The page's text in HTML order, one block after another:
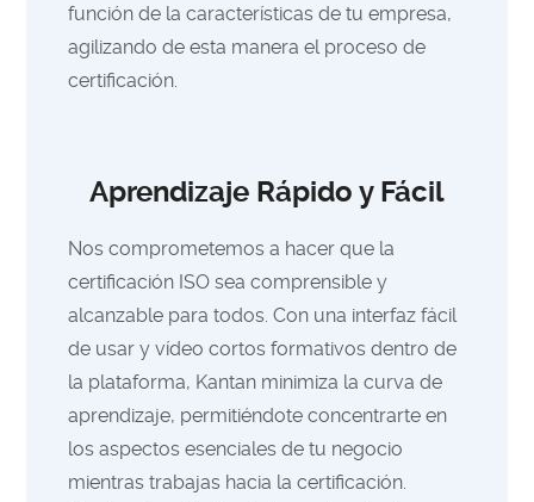
función de la características de tu empresa,
agilizando de esta manera el proceso de
certificación.
Aprendizaje Rápido y Fácil
Nos comprometemos a hacer que la
certificación ISO sea comprensible y
alcanzable para todos. Con una interfaz fácil
de usar y vídeo cortos formativos dentro de
la plataforma, Kantan minimiza la curva de
aprendizaje, permitiéndote concentrarte en
los aspectos esenciales de tu negocio
mientras trabajas hacia la certificación.